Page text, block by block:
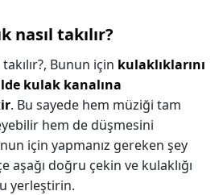
nasıl takılır?
Bunun için kulaklıklarını
kulak kanalına
. Bu sayede hem müziği tam
hem de düşmesini
için yapmanız gereken şey
aşağı doğru çekin ve kulaklığı
yerleştirin.